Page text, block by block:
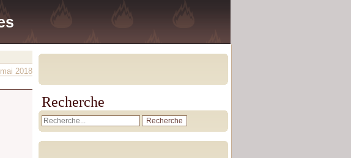
2018
Recherche